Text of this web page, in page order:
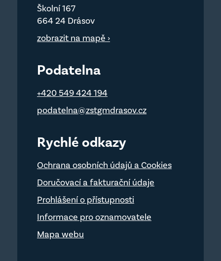
Školní 167
664 24 Drásov
zobrazit na mapě ›
Podatelna
+420 549 424 194
podatelna@zstgmdrasov.cz
Rychlé odkazy
Ochrana osobních údajů a Cookies
Doručovací a fakturační údaje
Prohlášení o přístupnosti
Informace pro oznamovatele
Mapa webu